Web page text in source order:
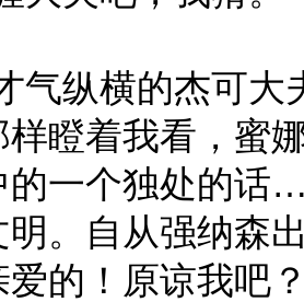
气纵横的杰可
瞪着我看，蜜
的一个独处的
明。自从强纳
的！原谅我吧